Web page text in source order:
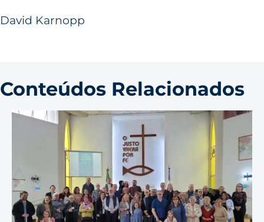
David Karnopp
Conteúdos Relacionados